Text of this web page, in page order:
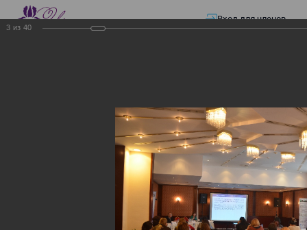
Вход для членов
Презентации—Изменения в трудовом и налоговом
законодательстве: Обязательное медицинское страхование, всеобщее
налоговое декларирование, изменения в налоговом законодательстве
2017 года в части ИПН и СН
Изменения в трудовом и
3 из 40